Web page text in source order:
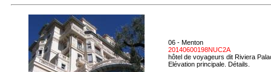
06 - Menton
20140600198NUC2A
hôtel de voyageurs dit Riviera
Elévation principale. Détails.